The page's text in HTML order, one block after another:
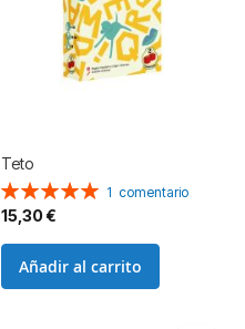
Teto
Valoración:
100%
1 comentario
15,30 €
Añadir al carrito